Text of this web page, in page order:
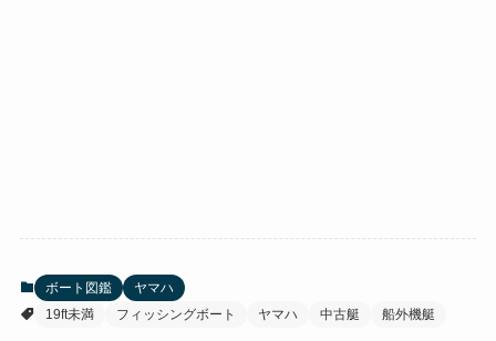
ボート図鑑
ヤマハ
19ft未満
フィッシングボート ヤマハ 中古艇 船外機艇